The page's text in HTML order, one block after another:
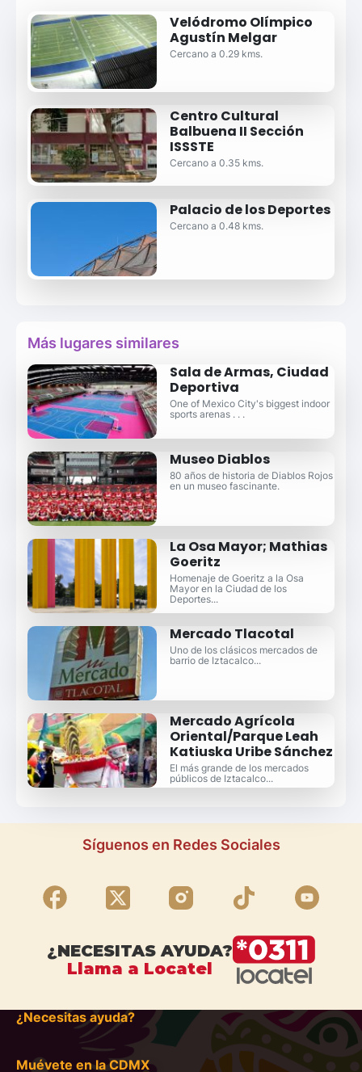
Velódromo Olímpico
Agustín Melgar
Cercano a 0.29 kms.
Centro Cultural
Balbuena II Sección
ISSSTE
Cercano a 0.35 kms.
Palacio de los Deportes
Cercano a 0.48 kms.
Más lugares similares
Sala de Armas, Ciudad
Deportiva
One of Mexico City's biggest indoor
sports arenas . . .
Museo Diablos
80 años de historia de Diablos Rojos
en un museo fascinante.
La Osa Mayor; Mathias
Goeritz
Homenaje de Goeritz a la Osa
Mayor en la Ciudad de los
Deportes...
Mercado Tlacotal
Uno de los clásicos mercados de
barrio de Iztacalco...
Mercado Agrícola
Oriental/Parque Leah
Katiuska Uribe Sánchez
El más grande de los mercados
públicos de Iztacalco...
Síguenos en Redes Sociales
¿NECESITAS AYUDA?
Llama a Locatel
¿Necesitas ayuda?
Muévete en la CDMX